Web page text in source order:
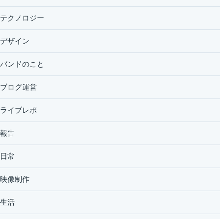
テクノロジー
デザイン
バンドのこと
ブログ運営
ライブレポ
報告
日常
映像制作
生活